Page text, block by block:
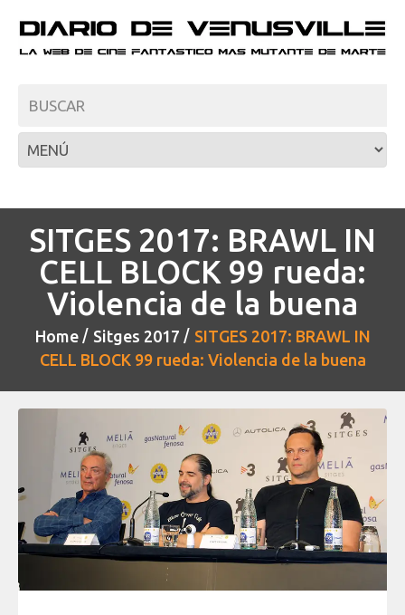
SITGES 2017: BRAWL IN
CELL BLOCK 99 rueda:
Violencia de la buena
Home Sitges 2017
SITGES 2017: BRAWL IN
CELL BLOCK 99 rueda: Violencia de la buena